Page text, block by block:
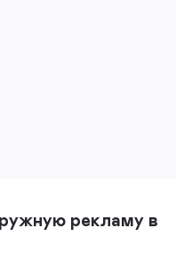
рекламу в